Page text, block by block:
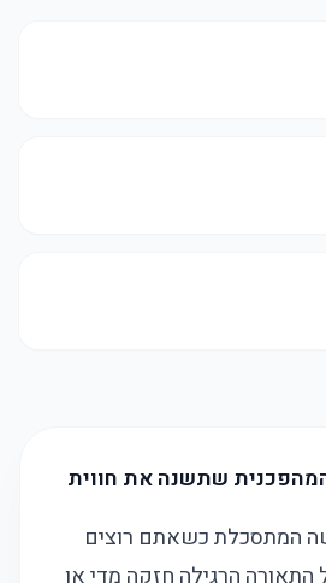
שתשנה את חווית
המתסכלת כשאתם רוצים
התאורה הרגילה חזקה מדי או